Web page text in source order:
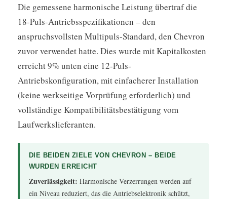
Die gemessene harmonische Leistung übertraf die
18-Puls-Antriebsspezifikationen – den
anspruchsvollsten Multipuls-Standard, den Chevron
zuvor verwendet hatte. Dies wurde mit Kapitalkosten
erreicht 9% unten eine 12-Puls-
Antriebskonfiguration, mit einfacherer Installation
(keine werkseitige Vorprüfung erforderlich) und
vollständige Kompatibilitätsbestätigung vom
Laufwerkslieferanten.
DIE BEIDEN ZIELE VON CHEVRON – BEIDE
WURDEN ERREICHT
Zuverlässigkeit: Harmonische Verzerrungen werden auf
ein Niveau reduziert, das die Antriebselektronik schützt,